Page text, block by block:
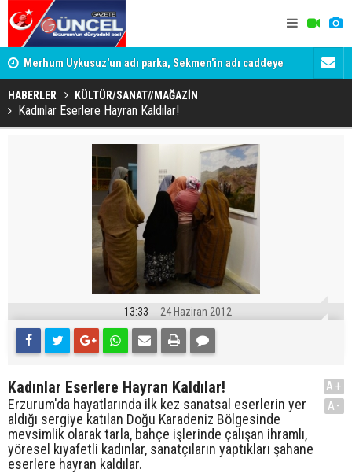
Merhum Uykusuz'un adı parka, Sekmen'in adı caddeye
verildi
HABERLER KÜLTÜR/SANAT//MAĞAZİN
Kadınlar Eserlere Hayran Kaldılar!
13:33 24 Haziran 2012
Kadınlar Eserlere Hayran Kaldılar!
Erzurum'da hayatlarında ilk kez sanatsal eserlerin yer
aldığı sergiye katılan Doğu Karadeniz Bölgesinde
mevsimlik olarak tarla, bahçe işlerinde çalışan ihramlı,
yöresel kıyafetli kadınlar, sanatçıların yaptıkları şahane
eserlere hayran kaldılar.
A+
A-